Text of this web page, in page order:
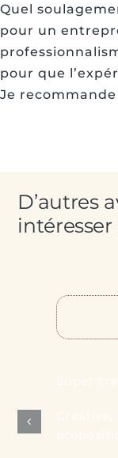
Quel
pour un
pour que
Je recommande
D’autres
intéresser